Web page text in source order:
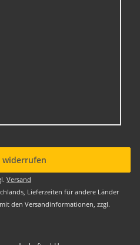
widerrufen
Versand
Lieferzeiten für andere Länder
den Versandinformationen, zzgl.